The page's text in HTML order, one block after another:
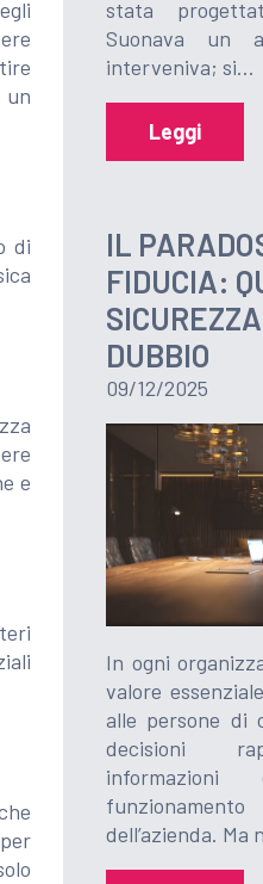
un
di
e
stata
Suonava un
interveniva; si…
Leggi
IL
FIDUCIA:
DUBBIO
09/12/2025
In ogni
valore
alle persone di
decisioni
dell’azienda. Ma